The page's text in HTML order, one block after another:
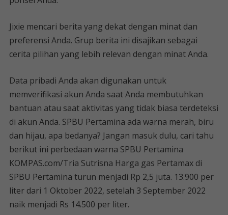
Jixie mencari berita yang dekat dengan minat dan
preferensi Anda. Grup berita ini disajikan sebagai
cerita pilihan yang lebih relevan dengan minat Anda.
Data pribadi Anda akan digunakan untuk
memverifikasi akun Anda saat Anda membutuhkan
bantuan atau saat aktivitas yang tidak biasa terdeteksi
di akun Anda. SPBU Pertamina ada warna merah, biru
dan hijau, apa bedanya? Jangan masuk dulu, cari tahu
berikut ini perbedaan warna SPBU Pertamina
KOMPAS.com/Tria Sutrisna Harga gas Pertamax di
SPBU Pertamina turun menjadi Rp 2,5 juta. 13.900 per
liter dari 1 Oktober 2022, setelah 3 September 2022
naik menjadi Rs 14.500 per liter.